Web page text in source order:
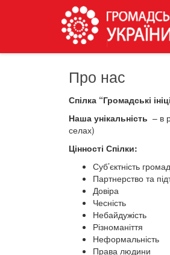
Про нас
Спілка “Громадські
Наша унікальність – в
селах)
Цінності Спілки:
Суб’єктність
Партнерство та
Довіра
Чесність
Небайдужість
Різноманіття
Неформальність
Права людини